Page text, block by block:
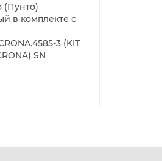
(Пунто)
в комплекте с
3 (KIT
SN